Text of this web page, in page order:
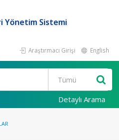
Yönetim Sistemi
Araştırmacı Girişi English
Detaylı Arama